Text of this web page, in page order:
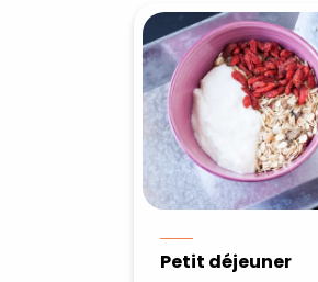
Petit déjeuner